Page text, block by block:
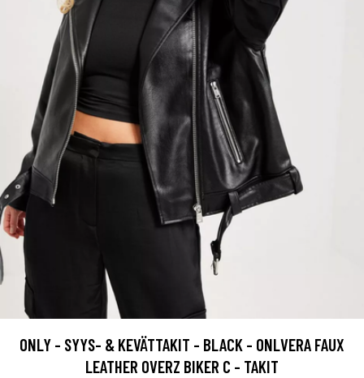
ONLY - SYYS- & KEVÄTTAKIT - BLACK - ONLVERA FAUX
LEATHER OVERZ BIKER C - TAKIT